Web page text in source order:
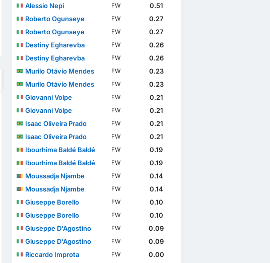
Alessio Nepi
FW
0.51
Roberto Ogunseye
FW
0.27
Roberto Ogunseye
FW
0.27
Destiny Egharevba
FW
0.26
Destiny Egharevba
FW
0.26
Murilo Otávio Mendes
FW
0.23
Murilo Otávio Mendes
FW
0.23
Giovanni Volpe
FW
0.21
Giovanni Volpe
FW
0.21
Isaac Oliveira Prado
FW
0.21
Isaac Oliveira Prado
FW
0.21
Ibourhima Baldé Baldé
FW
0.19
Ibourhima Baldé Baldé
FW
0.19
Moussadja Njambe
FW
0.14
Moussadja Njambe
FW
0.14
Giuseppe Borello
FW
0.10
Giuseppe Borello
FW
0.10
Giuseppe D'Agostino
FW
0.09
Giuseppe D'Agostino
FW
0.09
Riccardo Improta
FW
0.00